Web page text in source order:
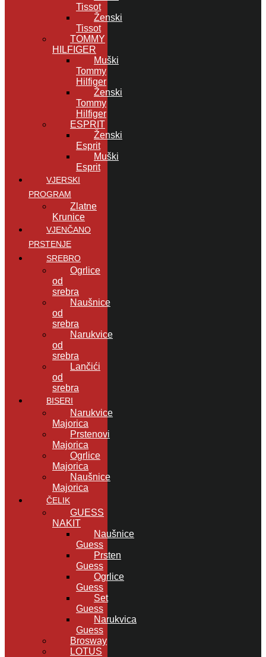
Tissot
Ženski
Tissot
TOMMY
HILFIGER
Muški
Tommy
Hilfiger
Ženski
Tommy
Hilfiger
ESPRIT
Ženski
Esprit
Muški
Esprit
VJERSKI
PROGRAM
Zlatne
Krunice
VJENČANO
PRSTENJE
SREBRO
Ogrlice
od
srebra
Naušnice
od
srebra
Narukvice
od
srebra
Lančići
od
srebra
BISERI
Narukvice
Majorica
Prstenovi
Majorica
Ogrlice
Majorica
Naušnice
Majorica
ČELIK
GUESS
NAKIT
Naušnice
Guess
Prsten
Guess
Ogrlice
Guess
Set
Guess
Narukvica
Guess
Brosway
LOTUS